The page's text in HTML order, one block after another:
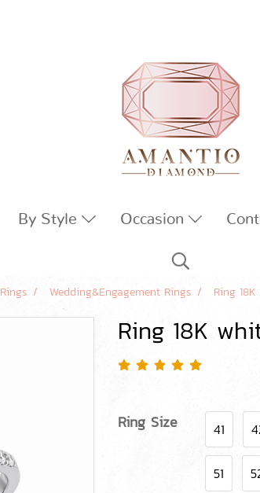
By Style Occasion
Rings Wedding&Engagement Rings Ring
Ring 18K
Ring Size 41
51